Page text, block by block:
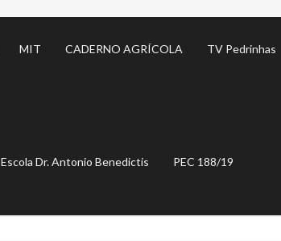
MIT CADERNO AGRÍCOLA TV Pedrinhas
Escola Dr. Antonio Benedictis PEC 188/19